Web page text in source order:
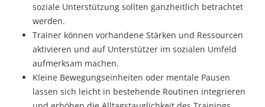
soziale Unterstützung sollten ganzheitlich betrachtet
werden.
Trainer können vorhandene Stärken und Ressourcen
aktivieren und auf Unterstützer im sozialen Umfeld
aufmerksam machen.
Kleine Bewegungseinheiten oder mentale Pausen
lassen sich leicht in bestehende Routinen integrieren